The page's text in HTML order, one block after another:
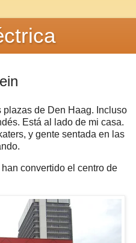
de Den Haag. Incluso
Está al lado de mi casa.
y gente sentada en las
convertido el centro de